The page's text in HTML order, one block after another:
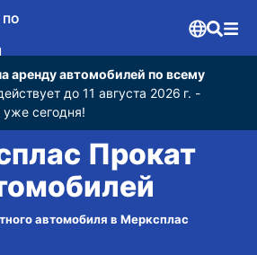
ПО
аренду автомобилей по всему
до 11 августа 2026 г. -
уже сегодня!
Прокат
автомобиля в Мерксплас